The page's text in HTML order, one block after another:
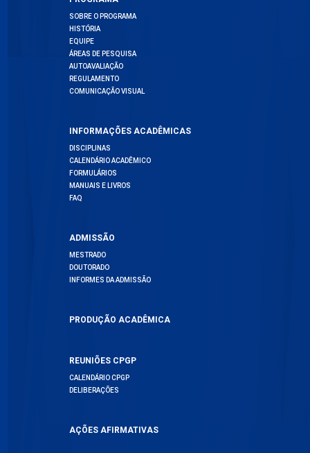
SOBRE O PROGRAMA
HISTÓRIA
EQUIPE
ÁREAS DE PESQUISA
AUTOAVALIAÇÃO
REGULAMENTO
COMUNICAÇÃO VISUAL
INFORMAÇÕES ACADÊMICAS
DISCIPLINAS
CALENDÁRIO ACADÊMICO
FORMULÁRIOS
MANUAIS E LIVROS
FAQ
ADMISSÃO
MESTRADO
DOUTORADO
INFORMES DA ADMISSÃO
PRODUÇÃO ACADÊMICA
REUNIÕES CPGP
CALENDÁRIO CPGP
DELIBERAÇÕES
AÇÕES AFIRMATIVAS